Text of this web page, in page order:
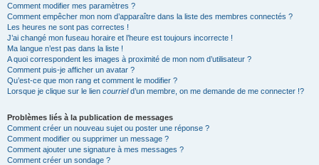
Comment modifier mes paramètres ?
Comment empêcher mon nom d’apparaître dans la liste des membres connectés ?
Les heures ne sont pas correctes !
J’ai changé mon fuseau horaire et l’heure est toujours incorrecte !
Ma langue n’est pas dans la liste !
A quoi correspondent les images à proximité de mon nom d’utilisateur ?
Comment puis-je afficher un avatar ?
Qu’est-ce que mon rang et comment le modifier ?
Lorsque je clique sur le lien courrield’un membre, on me demande de me connecter !?
Problèmes liés à la publication de messages
Comment créer un nouveau sujet ou poster une réponse ?
Comment modifier ou supprimer un message ?
Comment ajouter une signature à mes messages ?
Comment créer un sondage ?